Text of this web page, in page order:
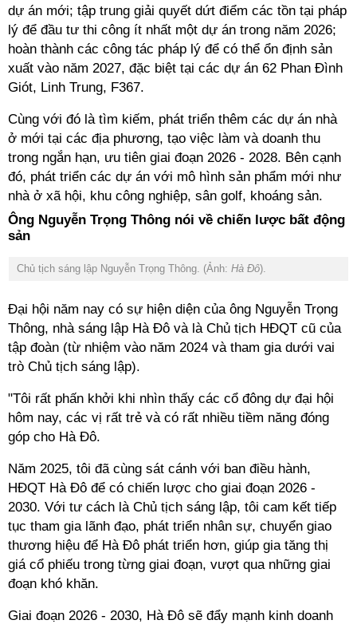
dự án mới; tập trung giải quyết dứt điểm các tồn tại pháp
lý để đầu tư thi công ít nhất một dự án trong năm 2026;
hoàn thành các công tác pháp lý để có thể ổn định sản
xuất vào năm 2027, đặc biệt tại các dự án 62 Phan Đình
Giót, Linh Trung, F367.
Cùng với đó là tìm kiếm, phát triển thêm các dự án nhà
ở mới tại các địa phương, tạo việc làm và doanh thu
trong ngắn hạn, ưu tiên giai đoạn 2026 - 2028. Bên cạnh
đó, phát triển các dự án với mô hình sản phẩm mới như
nhà ở xã hội, khu công nghiệp, sân golf, khoáng sản.
Ông Nguyễn Trọng Thông nói về chiến lược bất động
sản
Chủ tịch sáng lập Nguyễn Trọng Thông. (Ảnh: Hà Đô).
Đại hội năm nay có sự hiện diện của ông Nguyễn Trọng
Thông, nhà sáng lập Hà Đô và là Chủ tịch HĐQT cũ của
tập đoàn (từ nhiệm vào năm 2024 và tham gia dưới vai
trò Chủ tịch sáng lập).
"Tôi rất phấn khởi khi nhìn thấy các cổ đông dự đại hội
hôm nay, các vị rất trẻ và có rất nhiều tiềm năng đóng
góp cho Hà Đô.
Năm 2025, tôi đã cùng sát cánh với ban điều hành,
HĐQT Hà Đô để có chiến lược cho giai đoạn 2026 -
2030. Với tư cách là Chủ tịch sáng lập, tôi cam kết tiếp
tục tham gia lãnh đạo, phát triển nhân sự, chuyển giao
thương hiệu để Hà Đô phát triển hơn, giúp gia tăng thị
giá cổ phiếu trong từng giai đoạn, vượt qua những giai
đoạn khó khăn.
Giai đoạn 2026 - 2030, Hà Đô sẽ đẩy mạnh kinh doanh